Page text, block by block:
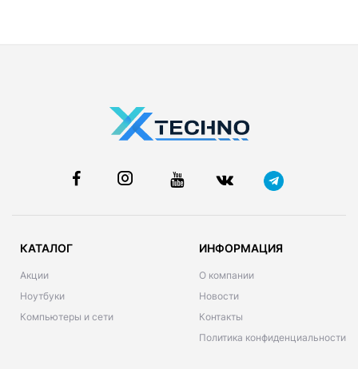
КАТАЛОГ
Акции
Ноутбуки
Компьютеры и сети
ИНФОРМАЦИЯ
О компании
Новости
Контакты
Политика конфиденциальности